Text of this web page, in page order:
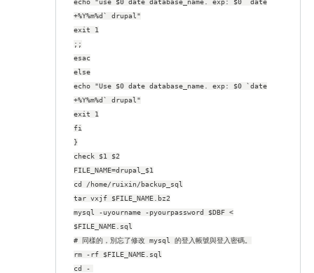
+%Y%m%d` drupal"
exit 1
;;
esac
else
echo "Use $0 date database_name. exp: $0 `date
+%Y%m%d` drupal"
exit 1
fi
}
check $1 $2
FILE_NAME=drupal_$1
cd /home/ruixin/backup_sql
tar vxjf $FILE_NAME.bz2
mysql -uyourname -pyourpassword $DBF <
$FILE_NAME.sql
# 同樣的，別忘了修改 mysql 的登入帳號與登入密碼。
rm -rf $FILE_NAME.sql
cd -